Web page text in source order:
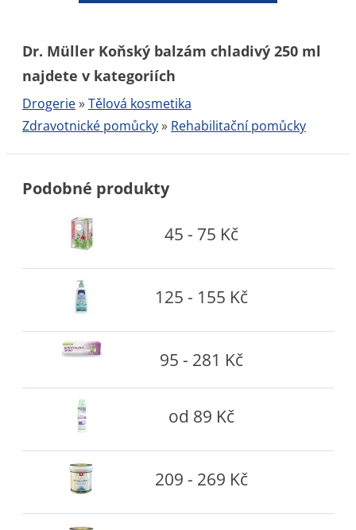
Dr. Müller Koňský balzám chladivý 250 ml
najdete v kategoriích
Drogerie»Tělová kosmetika
Zdravotnické pomůcky» Rehabilitační pomůcky
Podobné produkty
45 - 75 Kč
125 - 155 Kč
95 - 281 Kč
od 89 Kč
209 - 269 Kč